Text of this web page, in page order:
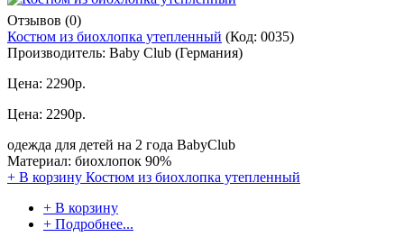
Отзывов (0)
Костюм из биохлопка утепленный (Код: 0035)
Производитель: Baby Club (Германия)
Цена: 2290р.
Цена: 2290р.
одежда для детей на 2 года BabyClub
Материал: биохлопок 90%
+ В корзину Костюм из биохлопка утепленный
+ В корзину
+ Подробнее...